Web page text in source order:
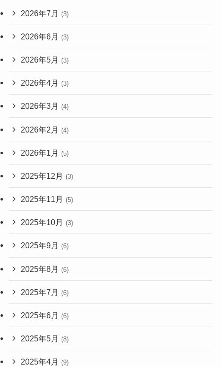
2026年7月 (3)
2026年6月 (3)
2026年5月 (3)
2026年4月 (3)
2026年3月 (4)
2026年2月 (4)
2026年1月 (5)
2025年12月 (3)
2025年11月 (5)
2025年10月 (3)
2025年9月 (6)
2025年8月 (6)
2025年7月 (6)
2025年6月 (6)
2025年5月 (8)
2025年4月 (9)